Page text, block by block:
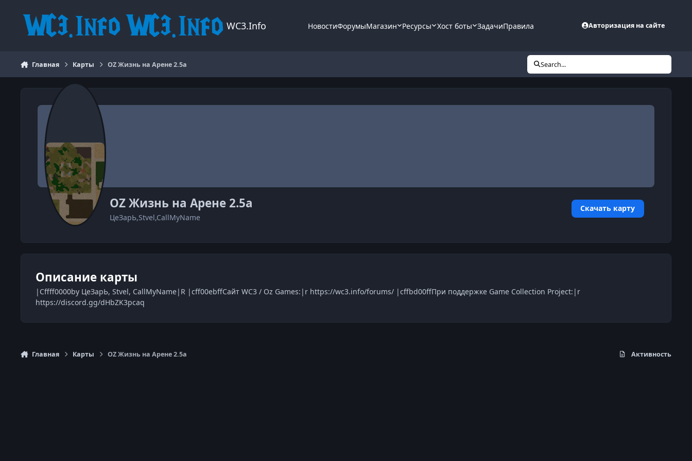
WC3.Info НовостиФорумыМагазин Ресурсы Хост боты ЗадачиПравила Авторизация на сайте
Главная Карты OZ Жизнь на Арене 2.5a Search...
OZ Жизнь на Арене 2.5a
ЦeЗapЬ,Stvel,CallMyName
Скачать карту
Описание карты
|Cffff0000by ЦeЗapЬ, Stvel, CallMyName|R |cff00ebffСайт WC3 / Oz Games:|r https://wc3.info/forums/ |cffbd00ffПри поддержке Game Collection Project:|r
https://discord.gg/dHbZK3pcaq
Главная Карты OZ Жизнь на Арене 2.5a Активность